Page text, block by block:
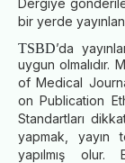
Dergiye
bir yerde
TSBD’da
uygun olmalıdır.
of Medical
on Publication
Standartları
yapmak, yayın
yapılmış